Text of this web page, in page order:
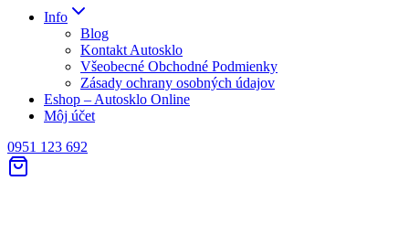
Info
Blog
Kontakt Autosklo
Všeobecné Obchodné Podmienky
Zásady ochrany osobných údajov
Eshop – Autosklo Online
Môj účet
0951 123 692